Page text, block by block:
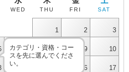
WED THU FRI SAT
1 2 3
7 8 9 10
16 17
カテゴリ・資格・コー
スを先に選んでくださ
い。